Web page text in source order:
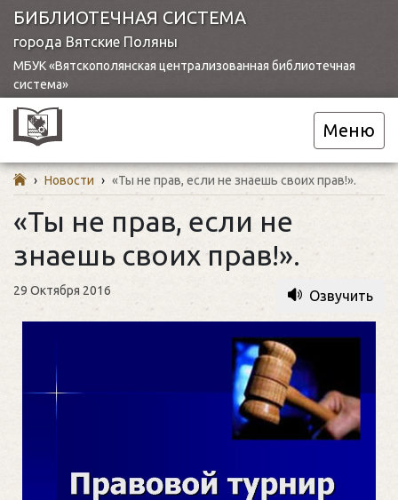
БИБЛИОТЕЧНАЯ СИСТЕМА
города Вятские Поляны
МБУК «Вятскополянская централизованная библиотечная
система»
Меню
› Новости › «Ты не прав, если не знаешь своих прав!».
«Ты не прав, если не
знаешь своих прав!».
29 Октября 2016 Озвучить